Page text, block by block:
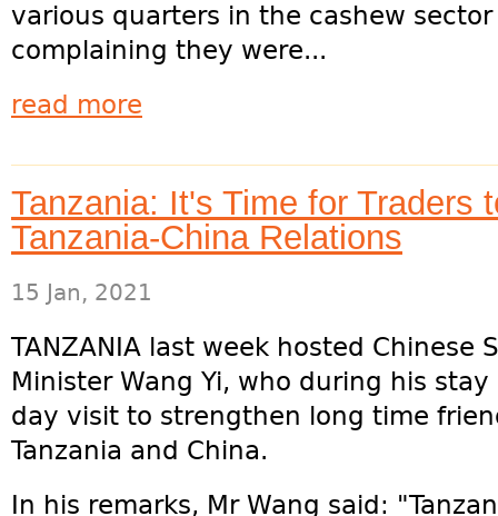
various quarters in the cashew
complaining they were...
read more
Tanzania: It's Time for Traders
Tanzania-China Relations
15 Jan, 2021
TANZANIA last week hosted Chinese
Minister Wang Yi, who during his
day visit to strengthen long time
Tanzania and China.
In his remarks, Mr Wang said: